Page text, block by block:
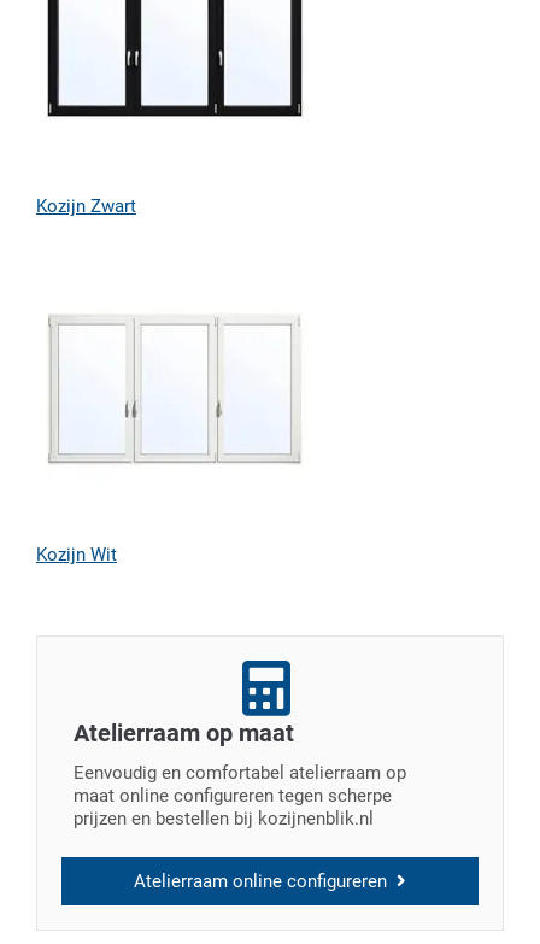
Kozijn Zwart
Kozijn Wit
Atelierraam op maat
Eenvoudig en comfortabel atelierraam op
maat online configureren tegen scherpe
prijzen en bestellen bij kozijnenblik.nl
Atelierraam online configureren